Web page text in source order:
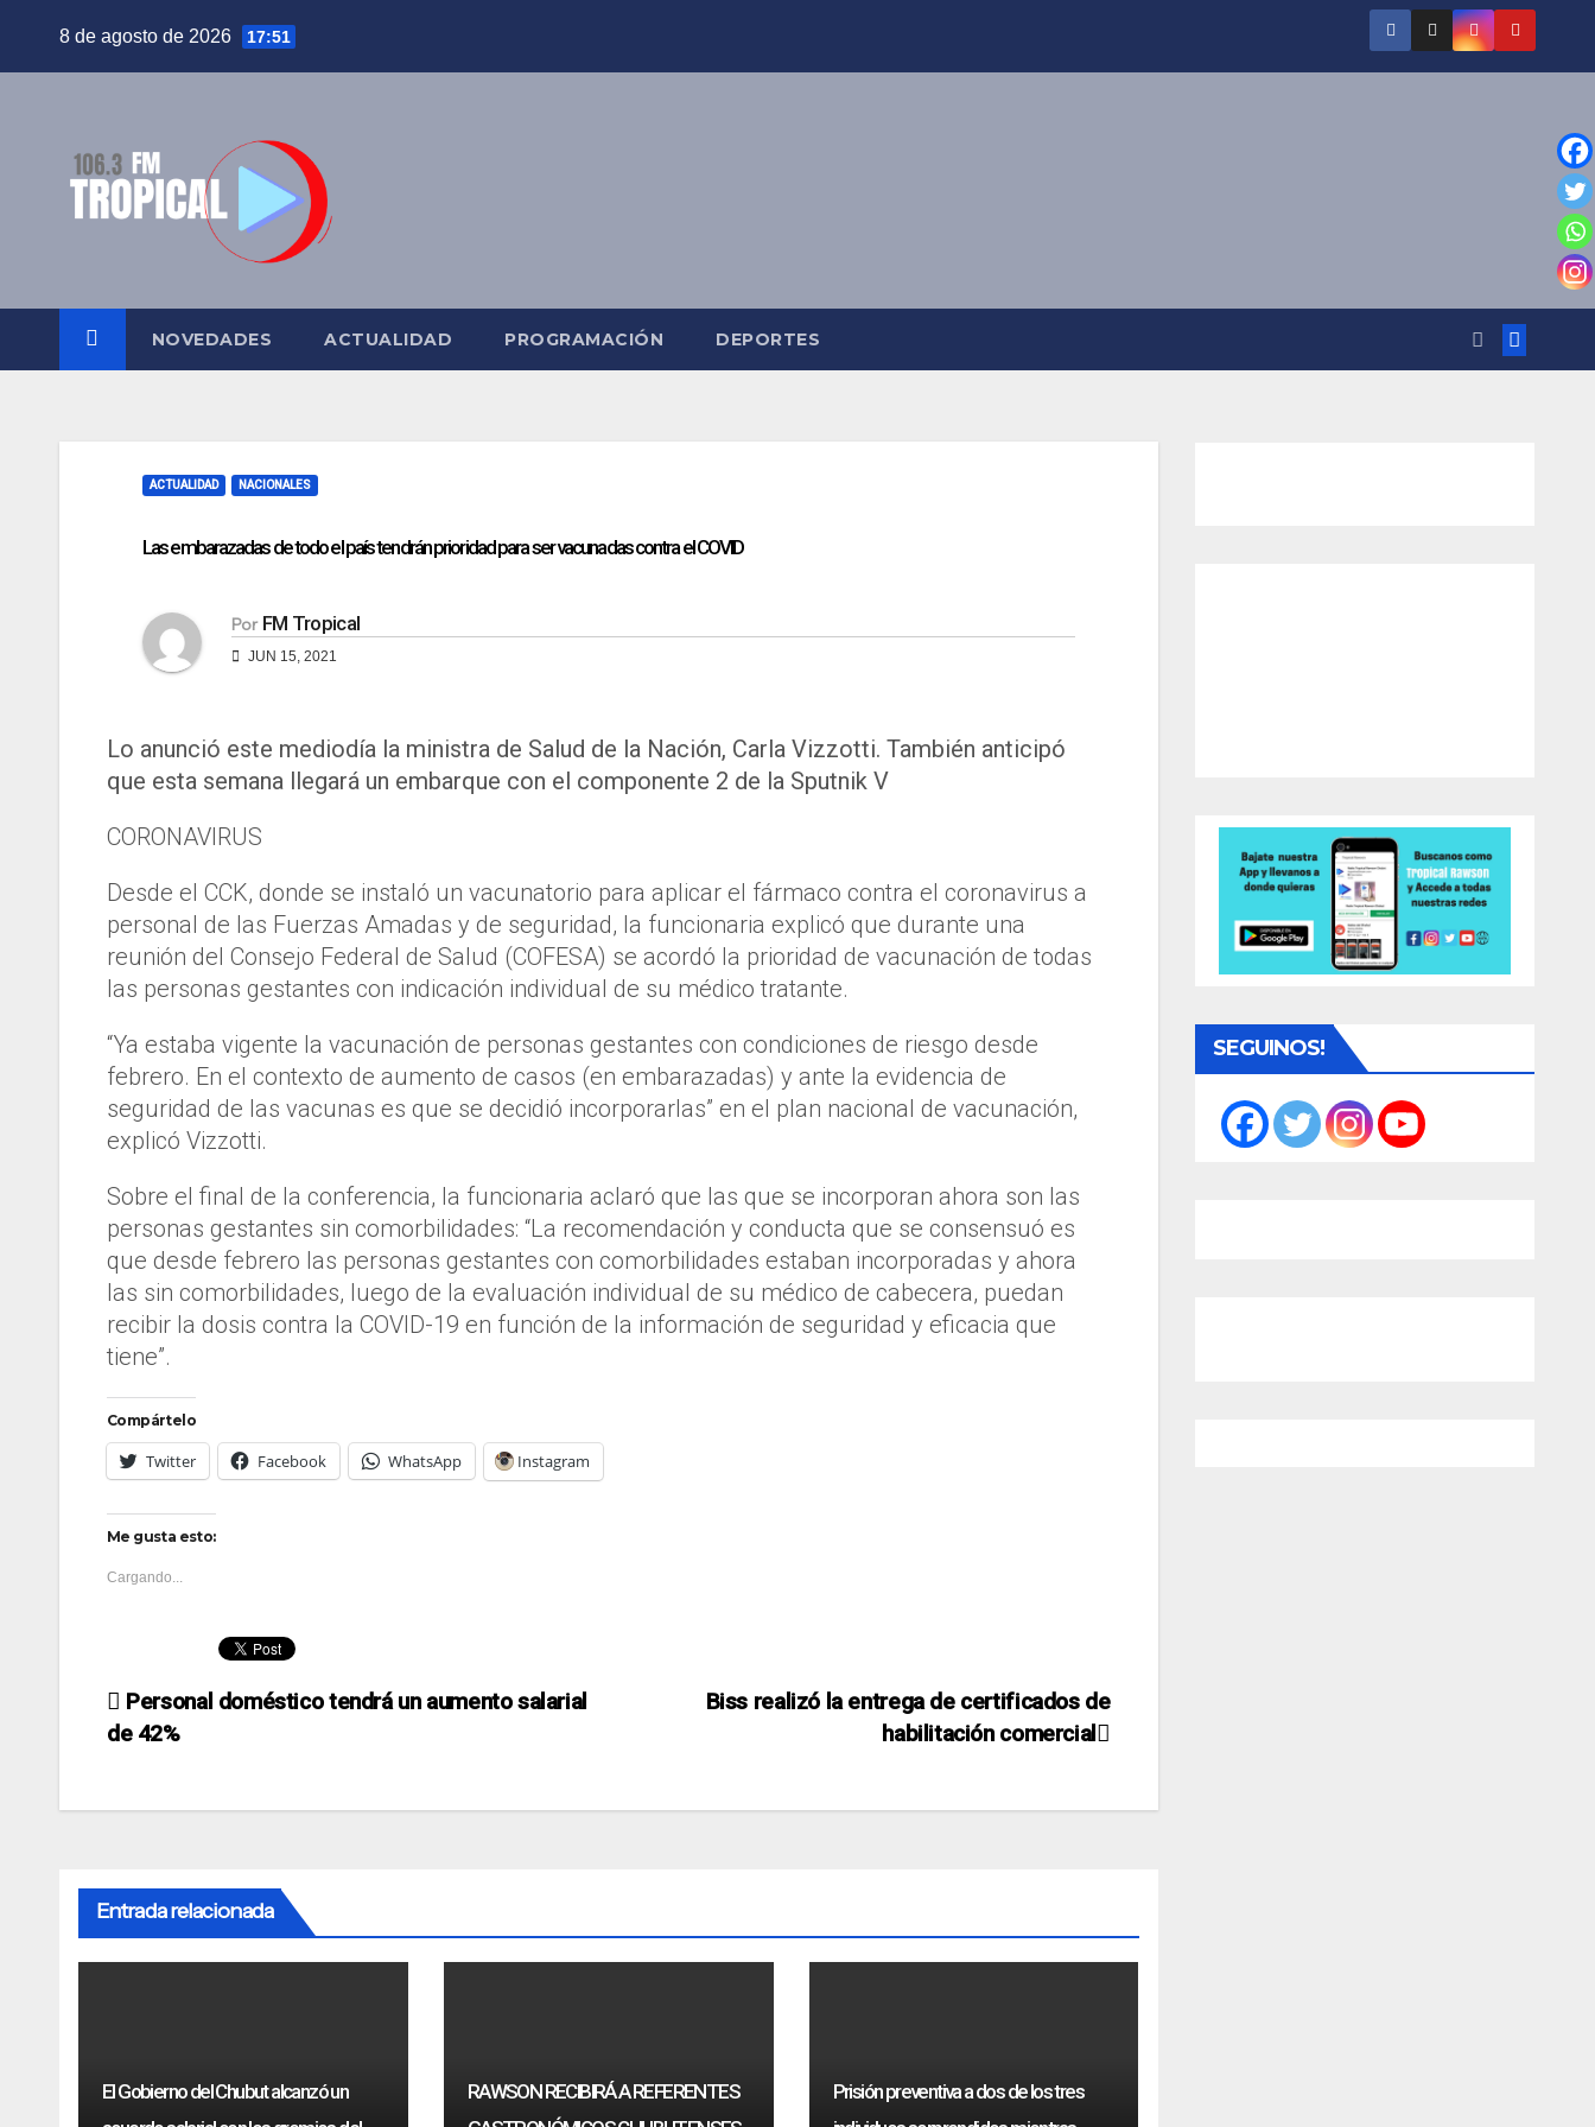
8 de agosto de 2026 17:51
NOVEDADES ACTUALIDAD PROGRAMACIÓN DEPORTES
ACTUALIDAD NACIONALES
Las embarazadas de todo el país tendrán prioridad para ser vacunadas contra el COVID
Por FM Tropical
JUN 15, 2021
Lo anunció este mediodía la ministra de Salud de la Nación, Carla Vizzotti. También anticipó
que esta semana llegará un embarque con el componente 2 de la Sputnik V
CORONAVIRUS
Desde el CCK, donde se instaló un vacunatorio para aplicar el fármaco contra el coronavirus a
personal de las Fuerzas Amadas y de seguridad, la funcionaria explicó que durante una
reunión del Consejo Federal de Salud (COFESA) se acordó la prioridad de vacunación de todas
las personas gestantes con indicación individual de su médico tratante.
“Ya estaba vigente la vacunación de personas gestantes con condiciones de riesgo desde
febrero. En el contexto de aumento de casos (en embarazadas) y ante la evidencia de
seguridad de las vacunas es que se decidió incorporarlas” en el plan nacional de vacunación,
explicó Vizzotti.
Sobre el final de la conferencia, la funcionaria aclaró que las que se incorporan ahora son las
personas gestantes sin comorbilidades: “La recomendación y conducta que se consensuó es
que desde febrero las personas gestantes con comorbilidades estaban incorporadas y ahora
las sin comorbilidades, luego de la evaluación individual de su médico de cabecera, puedan
recibir la dosis contra la COVID-19 en función de la información de seguridad y eficacia que
tiene”.
Compártelo
Twitter Facebook WhatsApp Instagram
Me gusta esto:
Cargando...
Navegación
entradas
Biss realizó la entrega de certificados de
habilitación comercial
Personal doméstico tendrá un aumento salarial
de 42%
Entrada relacionada
El Gobierno del Chubut alcanzó un
RAWSON RECIBIRÁ A REFERENTES
Prisión preventiva a dos de los tres
SEGUINOS!